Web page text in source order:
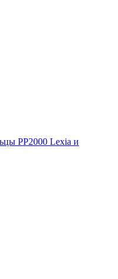
PP2000 Lexia и